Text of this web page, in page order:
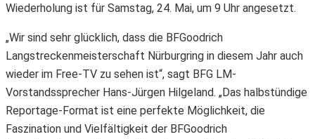
Wiederholung ist für Samstag, 24. Mai, um 9 Uhr angesetzt.
„Wir sind sehr glücklich, dass die BFGoodrich
Langstreckenmeisterschaft Nürburgring in diesem Jahr auch
wieder im Free-TV zu sehen ist“, sagt BFG LM-
Vorstandssprecher Hans-Jürgen Hilgeland. „Das halbstündige
Reportage-Format ist eine perfekte Möglichkeit, die
Faszination und Vielfältigkeit der BFGoodrich